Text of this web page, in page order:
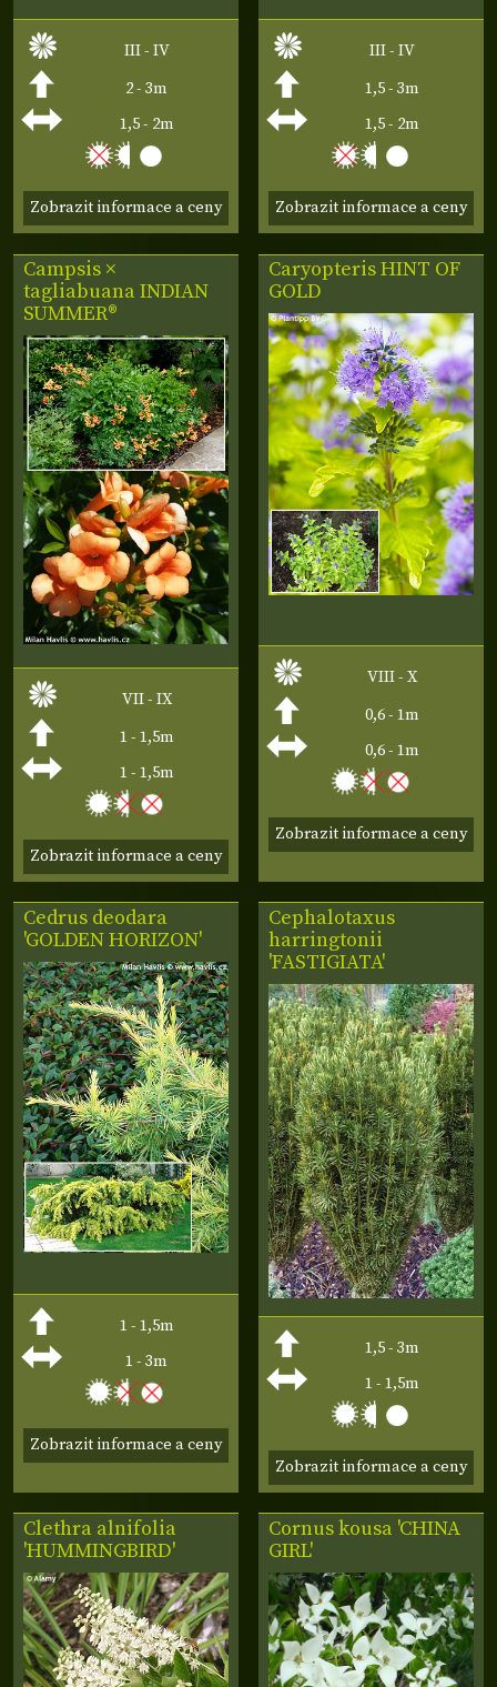
III - IV
2 - 3m
1,5 - 2m
Zobrazit informace a ceny
III - IV
1,5 - 3m
1,5 - 2m
Zobrazit informace a ceny
Campsis ×
tagliabuanaINDIAN
SUMMER®
VII - IX
1 - 1,5m
1 - 1,5m
Zobrazit informace a ceny
CaryopterisHINT OF
GOLD
VIII - X
0,6 - 1m
0,6 - 1m
Zobrazit informace a ceny
Cedrus deodara
'GOLDEN HORIZON'
1 - 1,5m
1 - 3m
Zobrazit informace a ceny
Cephalotaxus
harringtonii
'FASTIGIATA'
1,5 - 3m
1 - 1,5m
Zobrazit informace a ceny
Clethra alnifolia
'HUMMINGBIRD'
Cornus kousa 'CHINA
GIRL'